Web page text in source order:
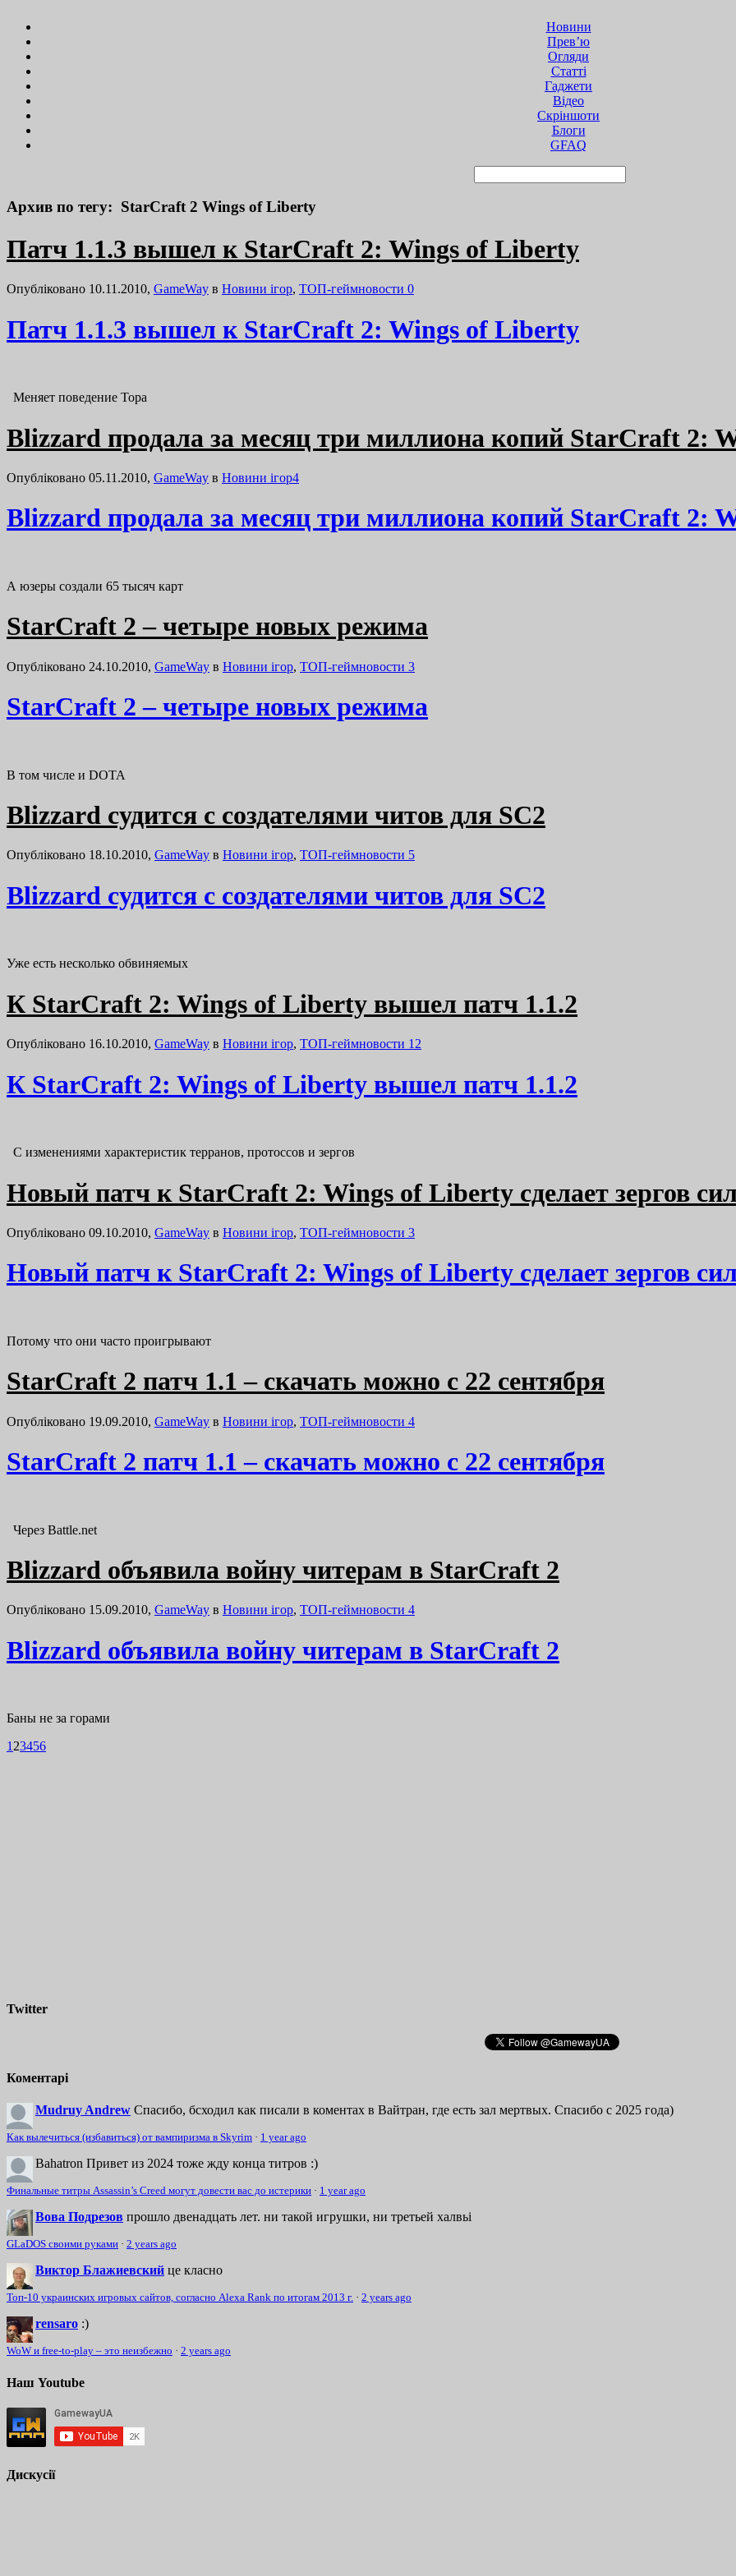
Новини
Прев’ю
Огляди
Статті
Гаджети
Відео
Cкріншоти
Блоги
GFAQ
Архив по тегу: StarCraft 2 Wings of Liberty
Патч 1.1.3 вышел к StarCraft 2: Wings of Liberty
Опубліковано 10.11.2010, GameWay в Новини ігор, ТОП-геймновости 0
Патч 1.1.3 вышел к StarCraft 2: Wings of Liberty
Меняет поведение Тора
Blizzard продала за месяц три миллиона копий StarCraft 2:
Опубліковано 05.11.2010, GameWay в Новини ігор4
Blizzard продала за месяц три миллиона копий StarCraft 2:
А юзеры создали 65 тысяч карт
StarCraft 2 – четыре новых режима
Опубліковано 24.10.2010, GameWay в Новини ігор, ТОП-геймновости 3
StarCraft 2 – четыре новых режима
В том числе и DOTA
Blizzard судится с создателями читов для SC2
Опубліковано 18.10.2010, GameWay в Новини ігор, ТОП-геймновости 5
Blizzard судится с создателями читов для SC2
Уже есть несколько обвиняемых
К StarCraft 2: Wings of Liberty вышел патч 1.1.2
Опубліковано 16.10.2010, GameWay в Новини ігор, ТОП-геймновости 12
К StarCraft 2: Wings of Liberty вышел патч 1.1.2
С изменениями характеристик терранов, протоссов и зергов
Новый патч к StarCraft 2: Wings of Liberty сделает зергов
Опубліковано 09.10.2010, GameWay в Новини ігор, ТОП-геймновости 3
Новый патч к StarCraft 2: Wings of Liberty сделает зергов
Потому что они часто проигрывают
StarCraft 2 патч 1.1 – скачать можно с 22 сентября
Опубліковано 19.09.2010, GameWay в Новини ігор, ТОП-геймновости 4
StarCraft 2 патч 1.1 – скачать можно с 22 сентября
Через Battle.net
Blizzard объявила войну читерам в StarCraft 2
Опубліковано 15.09.2010, GameWay в Новини ігор, ТОП-геймновости 4
Blizzard объявила войну читерам в StarCraft 2
Баны не за горами
1 23456
Twitter
Коментарі
Mudruy Andrew Спасибо, бсходил как писали в коментах в Вайтран, где есть зал мертвых. Спасибо с 2025 года)
Как вылечиться (избавиться) от вампиризма в Skyrim · 1 year ago
Bahatron Привет из 2024 тоже жду конца титров :)
Финальные титры Assassin’s Creed могут довести вас до истерики · 1 year ago
Вова Подрезов прошло двенадцать лет. ни такой игрушки, ни третьей халвьі
GLaDOS своими руками · 2 years ago
Виктор Блажиевский це класно
Топ-10 украинских игровых сайтов, согласно Alexa Rank по итогам 2013 г. · 2 years ago
rensaro :)
WoW и free-to-play – это неизбежно · 2 years ago
Наш Youtube
Дискусії